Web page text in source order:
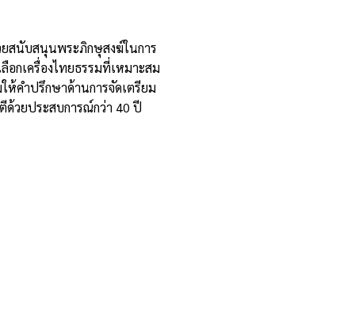
สนับสนุนพระภิกษุสงฆ์ในการ
กเครื่องไทยธรรมที่เหมาะสม
คำปรึกษาด้านการจัดเตรียม
ด้วยประสบการณ์กว่า 40 ปี